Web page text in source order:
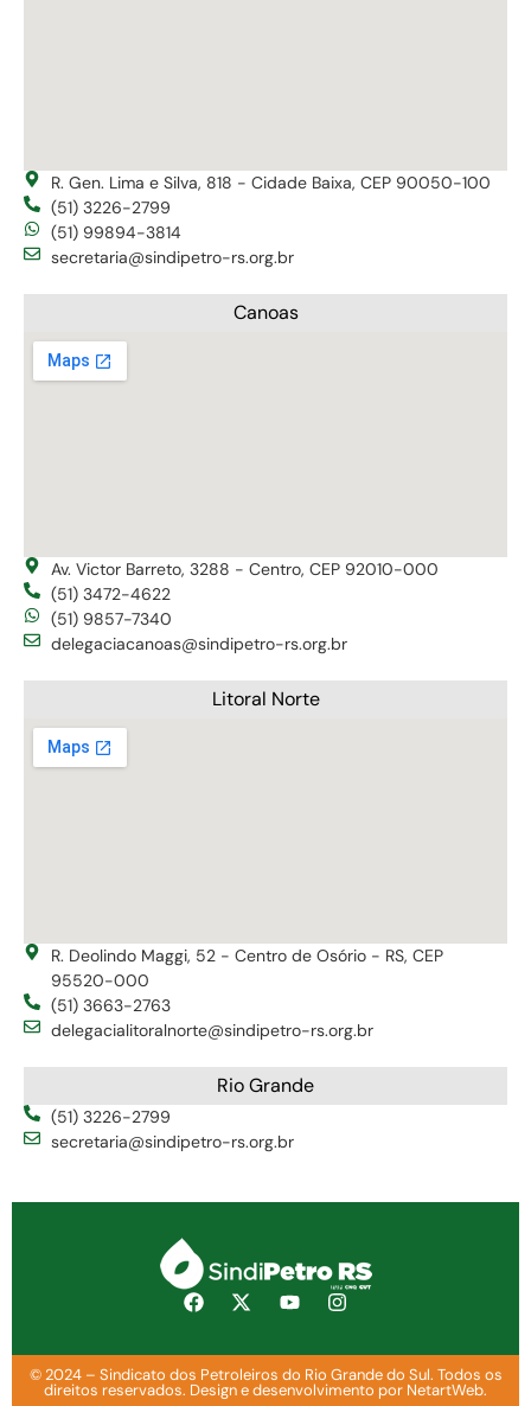
R. Gen. Lima e Silva, 818 - Cidade Baixa, CEP 90050-100
(51) 3226-2799
(51) 99894-3814
secretaria@sindipetro-rs.org.br
Canoas
Av. Victor Barreto, 3288 - Centro, CEP 92010-000
(51) 3472-4622
(51) 9857-7340
delegaciacanoas@sindipetro-rs.org.br
Litoral Norte
R. Deolindo Maggi, 52 - Centro de Osório - RS, CEP
95520-000
(51) 3663-2763
delegacialitoralnorte@sindipetro-rs.org.br
Rio Grande
(51) 3226-2799
secretaria@sindipetro-rs.org.br
© 2024 – Sindicato dos Petroleiros do Rio Grande do Sul. Todos os
direitos reservados. Design e desenvolvimento por NetartWeb.